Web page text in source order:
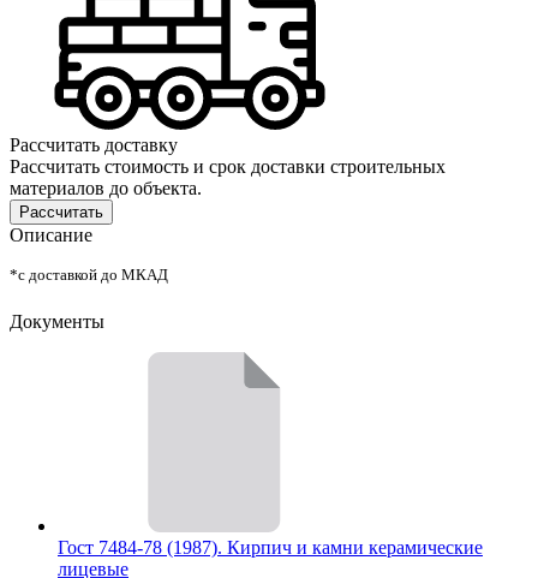
Рассчитать доставку
Рассчитать стоимость и срок доставки строительных
материалов до объекта.
Рассчитать
Описание
*с доставкой до МКАД
Документы
Гост 7484-78 (1987). Кирпич и камни керамические
лицевые